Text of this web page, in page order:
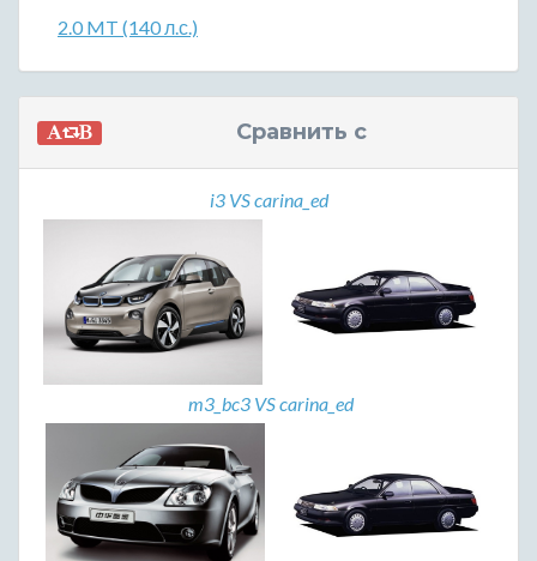
2.0 MT (140 л.с.)
Сравнить с
i3 VS carina_ed
m3_bc3 VS carina_ed